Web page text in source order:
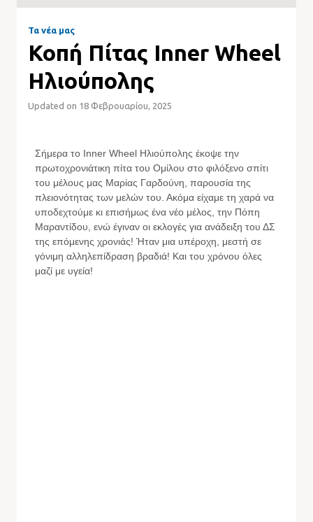
Τα νέα μας
Κοπή Πίτας Inner Wheel
Ηλιούπολης
Updated on 18 Φεβρουαρίου, 2025
Σήμερα το Inner Wheel Ηλιούπολης έκοψε την
πρωτοχρονιάτικη πίτα του Ομίλου στο φιλόξενο σπίτι
του μέλους μας Μαρίας Γαρδούνη, παρουσία της
πλειονότητας των μελών του. Ακόμα είχαμε τη χαρά να
υποδεχτούμε κι επισήμως ένα νέο μέλος, την Πόπη
Μαραντίδου, ενώ έγιναν οι εκλογές για ανάδειξη του ΔΣ
της επόμενης χρονιάς! Ήταν μια υπέροχη, μεστή σε
γόνιμη αλληλεπίδραση βραδιά! Και του χρόνου όλες
μαζί με υγεία!